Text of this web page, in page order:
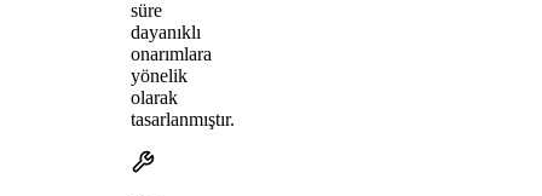
süre
dayanıklı
onarımlara
yönelik
olarak
tasarlanmıştır.